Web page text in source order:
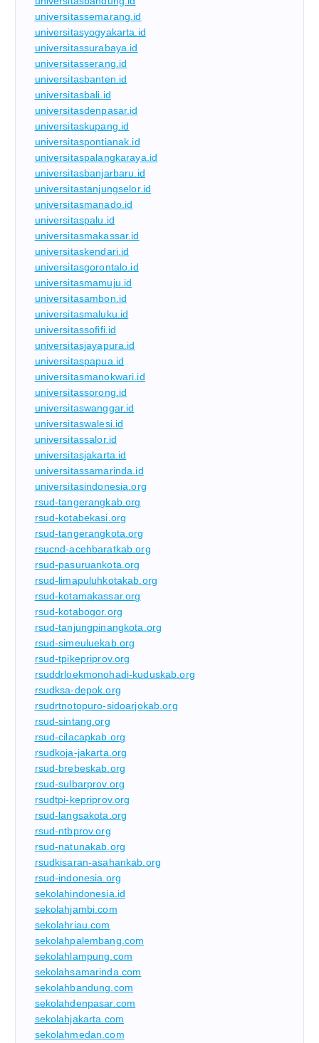
universitassemarang.id
universitasyogyakarta.id
universitassurabaya.id
universitasserang.id
universitasbanten.id
universitasbali.id
universitasdenpasar.id
universitaskupang.id
universitaspontianak.id
universitaspalangkaraya.id
universitasbanjarbaru.id
universitastanjungselor.id
universitasmanado.id
universitaspalu.id
universitasmakassar.id
universitaskendari.id
universitasgorontalo.id
universitasmamuju.id
universitasambon.id
universitasmaluku.id
universitassofifi.id
universitasjayapura.id
universitaspapua.id
universitasmanokwari.id
universitassorong.id
universitaswanggar.id
universitaswalesi.id
universitassalor.id
universitasjakarta.id
universitassamarinda.id
universitasindonesia.org
rsud-tangerangkab.org
rsud-kotabekasi.org
rsud-tangerangkota.org
rsucnd-acehbaratkab.org
rsud-pasuruankota.org
rsud-limapuluhkotakab.org
rsud-kotamakassar.org
rsud-kotabogor.org
rsud-tanjungpinangkota.org
rsud-simeuluekab.org
rsud-tpikepriprov.org
rsuddrloekmonohadi-kuduskab.org
rsudksa-depok.org
rsudrtnotopuro-sidoarjokab.org
rsud-sintang.org
rsud-cilacapkab.org
rsudkoja-jakarta.org
rsud-brebeskab.org
rsud-sulbarprov.org
rsudtpi-kepriprov.org
rsud-langsakota.org
rsud-ntbprov.org
rsud-natunakab.org
rsudkisaran-asahankab.org
rsud-indonesia.org
sekolahindonesia.id
sekolahjambi.com
sekolahriau.com
sekolahpalembang.com
sekolahlampung.com
sekolahsamarinda.com
sekolahbandung.com
sekolahdenpasar.com
sekolahjakarta.com
sekolahmedan.com